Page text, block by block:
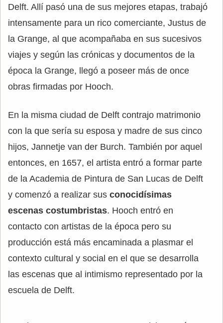
Delft. Allí pasó una de sus mejores etapas, trabajó
intensamente para un rico comerciante, Justus de
la Grange, al que acompañaba en sus sucesivos
viajes y según las crónicas y documentos de la
época la Grange, llegó a poseer más de once
obras firmadas por Hooch.
En la misma ciudad de Delft contrajo matrimonio
con la que sería su esposa y madre de sus cinco
hijos, Jannetje van der Burch. También por aquel
entonces, en 1657, el artista entró a formar parte
de la Academia de Pintura de San Lucas de Delft
y comenzó a realizar sus conocidísimas
escenas costumbristas. Hooch entró en
contacto con artistas de la época pero su
producción está más encaminada a plasmar el
contexto cultural y social en el que se desarrolla
las escenas que al intimismo representado por la
escuela de Delft.